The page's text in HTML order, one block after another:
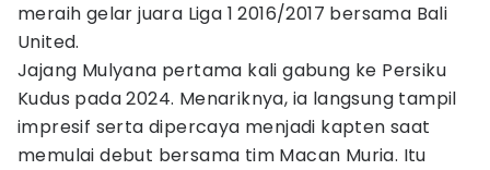
meraih gelar juara Liga 1 2016/2017 bersama Bali
United.
Jajang Mulyana pertama kali gabung ke Persiku
Kudus pada 2024. Menariknya, ia langsung tampil
impresif serta dipercaya menjadi kapten saat
memulai debut bersama tim Macan Muria. Itu